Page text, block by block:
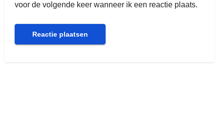
voor de volgende keer wanneer ik een reactie plaats.